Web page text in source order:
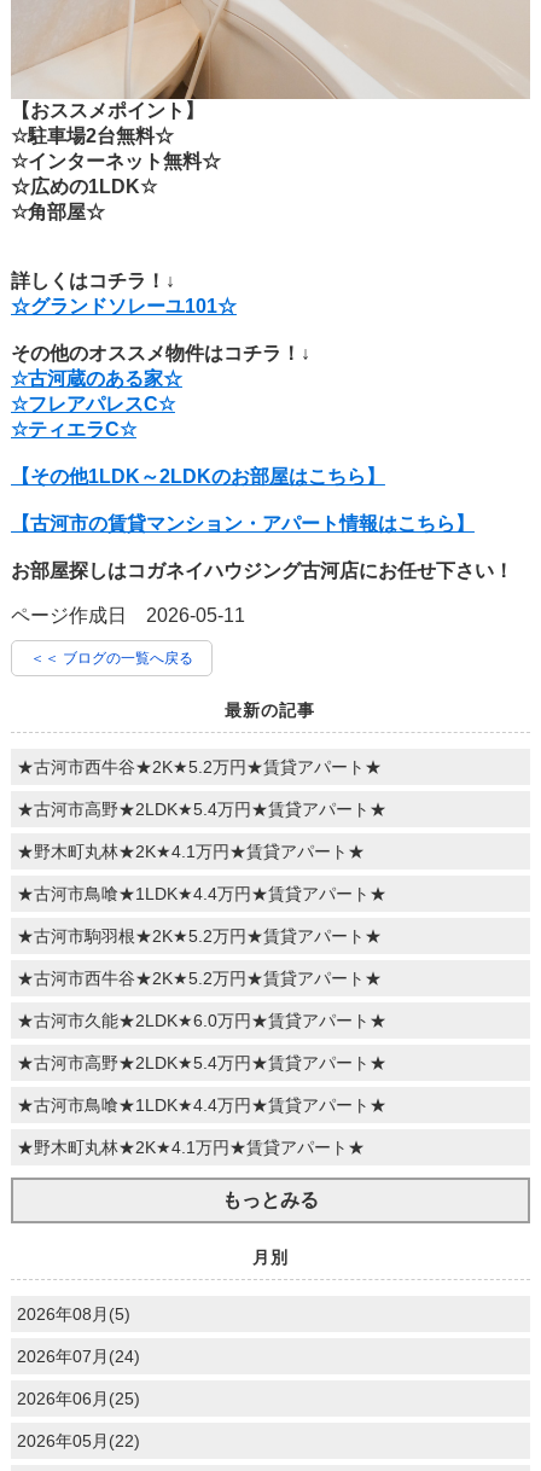
【おススメポイント】
☆駐車場2台無料☆
☆インターネット無料☆
☆広めの1LDK☆
☆角部屋☆
詳しくはコチラ！↓
☆グランドソレーユ101☆
その他のオススメ物件はコチラ！↓
☆古河蔵のある家☆
☆フレアパレスC☆
☆ティエラC☆
【その他1LDK～2LDKのお部屋はこちら】
【古河市の賃貸マンション・アパート情報はこちら】
お部屋探しはコガネイハウジング古河店にお任せ下さい！
ページ作成日 2026-05-11
＜＜ ブログの一覧へ戻る
最新の記事
★古河市西牛谷★2K★5.2万円★賃貸アパート★
★古河市高野★2LDK★5.4万円★賃貸アパート★
★野木町丸林★2K★4.1万円★賃貸アパート★
★古河市鳥喰★1LDK★4.4万円★賃貸アパート★
★古河市駒羽根★2K★5.2万円★賃貸アパート★
★古河市西牛谷★2K★5.2万円★賃貸アパート★
★古河市久能★2LDK★6.0万円★賃貸アパート★
★古河市高野★2LDK★5.4万円★賃貸アパート★
★古河市鳥喰★1LDK★4.4万円★賃貸アパート★
★野木町丸林★2K★4.1万円★賃貸アパート★
もっとみる
月別
2026年08月(5)
2026年07月(24)
2026年06月(25)
2026年05月(22)